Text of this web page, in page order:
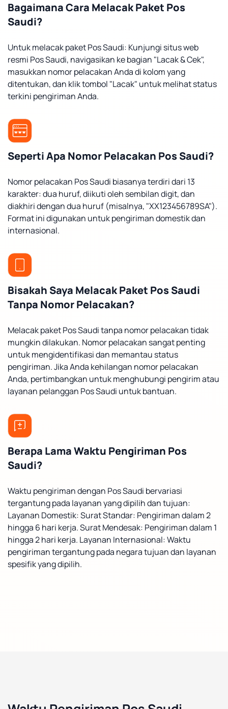
Bagaimana Cara Melacak Paket Pos
Saudi?
Untuk melacak paket Pos Saudi: Kunjungi situs web
resmi Pos Saudi, navigasikan ke bagian "Lacak & Cek",
masukkan nomor pelacakan Anda di kolom yang
ditentukan, dan klik tombol "Lacak" untuk melihat status
terkini pengiriman Anda.
Seperti Apa Nomor Pelacakan Pos Saudi?
Nomor pelacakan Pos Saudi biasanya terdiri dari 13
karakter: dua huruf, diikuti oleh sembilan digit, dan
diakhiri dengan dua huruf (misalnya, "XX123456789SA").
Format ini digunakan untuk pengiriman domestik dan
internasional.
Bisakah Saya Melacak Paket Pos Saudi
Tanpa Nomor Pelacakan?
Melacak paket Pos Saudi tanpa nomor pelacakan tidak
mungkin dilakukan. Nomor pelacakan sangat penting
untuk mengidentifikasi dan memantau status
pengiriman. Jika Anda kehilangan nomor pelacakan
Anda, pertimbangkan untuk menghubungi pengirim atau
layanan pelanggan Pos Saudi untuk bantuan.
Berapa Lama Waktu Pengiriman Pos
Saudi?
Waktu pengiriman dengan Pos Saudi bervariasi
tergantung pada layanan yang dipilih dan tujuan:
Layanan Domestik: Surat Standar: Pengiriman dalam 2
hingga 6 hari kerja. Surat Mendesak: Pengiriman dalam 1
hingga 2 hari kerja. Layanan Internasional: Waktu
pengiriman tergantung pada negara tujuan dan layanan
spesifik yang dipilih.